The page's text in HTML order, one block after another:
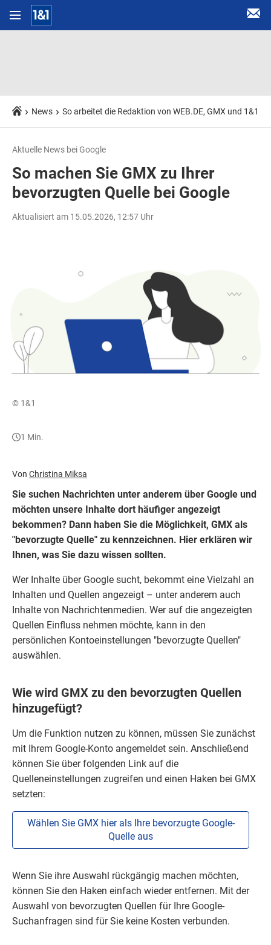
News So arbeitet die Redaktion von WEB.DE, GMX und 1&1
Aktuelle News bei Google
So machen Sie GMX zu Ihrer
bevorzugten Quelle bei Google
Aktualisiert am 15.05.2026, 12:57 Uhr
© 1&1
1 Min.
Von Christina Miksa
Sie suchen Nachrichten unter anderem über Google und
möchten unsere Inhalte dort häufiger angezeigt
bekommen? Dann haben Sie die Möglichkeit, GMX als
"bevorzugte Quelle" zu kennzeichnen. Hier erklären wir
Ihnen, was Sie dazu wissen sollten.
Wer Inhalte über Google sucht, bekommt eine Vielzahl an
Inhalten und Quellen angezeigt – unter anderem auch
Inhalte von Nachrichtenmedien. Wer auf die angezeigten
Quellen Einfluss nehmen möchte, kann in den
persönlichen Kontoeinstellungen "bevorzugte Quellen"
auswählen.
Wie wird GMX zu den bevorzugten Quellen
hinzugefügt?
Um die Funktion nutzen zu können, müssen Sie zunächst
mit Ihrem Google-Konto angemeldet sein. Anschließend
können Sie über folgenden Link auf die
Quelleneinstellungen zugreifen und einen Haken bei GMX
setzten:
Wählen Sie GMX hier als Ihre bevorzugte Google-
Quelle aus
Wenn Sie ihre Auswahl rückgängig machen möchten,
können Sie den Haken einfach wieder entfernen. Mit der
Auswahl von bevorzugten Quellen für Ihre Google-
Suchanfragen sind für Sie keine Kosten verbunden.